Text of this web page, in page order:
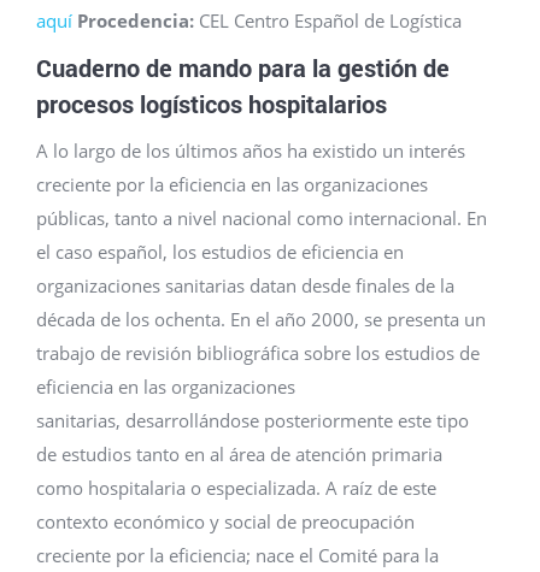
aquí Procedencia: CEL Centro Español de Logística
Cuaderno de mando para la gestión de
procesos logísticos hospitalarios
A lo largo de los últimos años ha existido un interés
creciente por la eficiencia en las organizaciones
públicas, tanto a nivel nacional como internacional. En
el caso español, los estudios de eficiencia en
organizaciones sanitarias datan desde finales de la
década de los ochenta. En el año 2000, se presenta un
trabajo de revisión bibliográfica sobre los estudios de
eficiencia en las organizaciones
sanitarias, desarrollándose posteriormente este tipo
de estudios tanto en al área de atención primaria
como hospitalaria o especializada. A raíz de este
contexto económico y social de preocupación
creciente por la eficiencia; nace el Comité para la